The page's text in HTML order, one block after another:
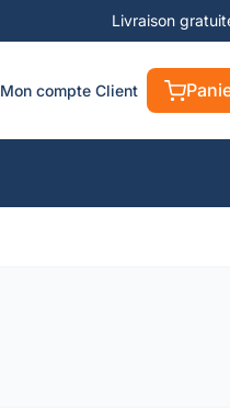
Livraison
Mon compte Client